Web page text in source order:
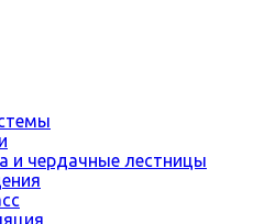
и чердачные лестницы